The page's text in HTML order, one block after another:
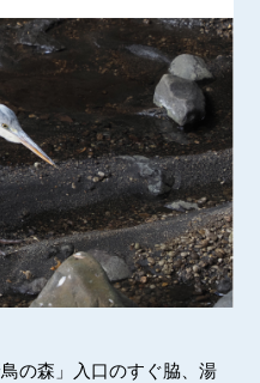
の森」入口のすぐ脇、湯